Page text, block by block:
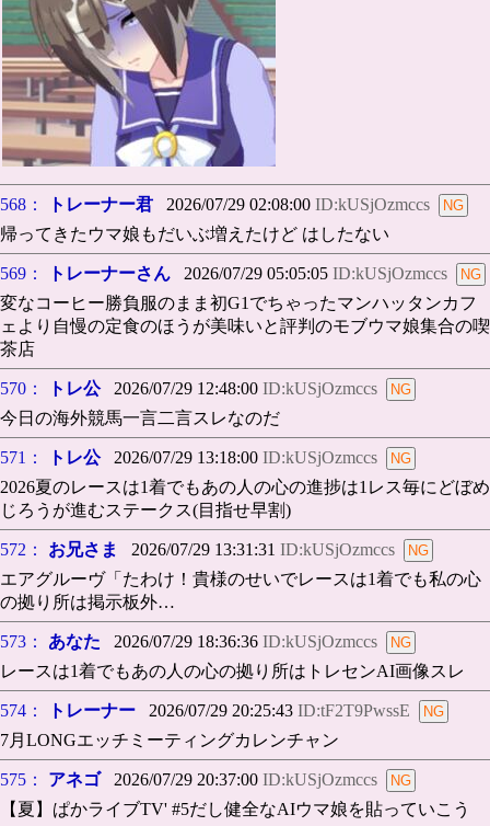
568： トレーナー君 2026/07/29 02:08:00 ID:kUSjOzmccs
帰ってきたウマ娘もだいぶ増えたけど はしたない
569： トレーナーさん 2026/07/29 05:05:05 ID:kUSjOzmccs
変なコーヒー勝負服のまま初G1でちゃったマンハッタンカフ
ェより自慢の定食のほうが美味いと評判のモブウマ娘集合の喫
茶店
570： トレ公2026/07/29 12:48:00 ID:kUSjOzmccs
今日の海外競馬一言二言スレなのだ
571： トレ公2026/07/29 13:18:00 ID:kUSjOzmccs
2026夏のレースは1着でもあの人の心の進捗は1レス毎にどぼめ
じろうが進むステークス(目指せ早割)
572： お兄さま 2026/07/29 13:31:31 ID:kUSjOzmccs
エアグルーヴ「たわけ！貴様のせいでレースは1着でも私の心
の拠り所は掲示板外…
573： あなた 2026/07/29 18:36:36 ID:kUSjOzmccs
レースは1着でもあの人の心の拠り所はトレセンAI画像スレ
574： トレーナー 2026/07/29 20:25:43 ID:tF2T9PwssE
7月LONGエッチミーティングカレンチャン
575： アネゴ2026/07/29 20:37:00 ID:kUSjOzmccs
【夏】ぱかライブTV' #5だし健全なAIウマ娘を貼っていこう